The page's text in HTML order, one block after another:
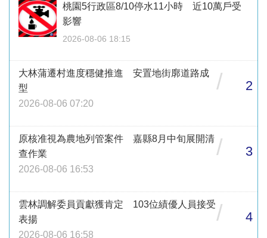
桃園5行政區8/10停水11小時 近10萬戶受
影響
2026-08-06 18:15
大林蒲遷村進度穩健推進 安置地街廓道路成
型
2026-08-06 07:20
/ 2
原核准視為農地列管案件 嘉縣8月中旬展開清
查作業
2026-08-06 16:53
/ 3
雲林調解委員貢獻獲肯定 103位績優人員接受
表揚
2026-08-06 16:58
/ 4